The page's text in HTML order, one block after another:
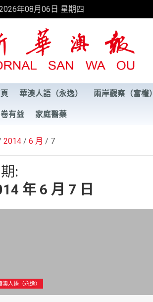
年08月06日 星期四
華澳報
華澳人語（永逸） 兩岸觀察（富權）
卷有益 家庭醫藥
2014 6 月 7
:
年 6 月 7 日
澳人語（永逸）